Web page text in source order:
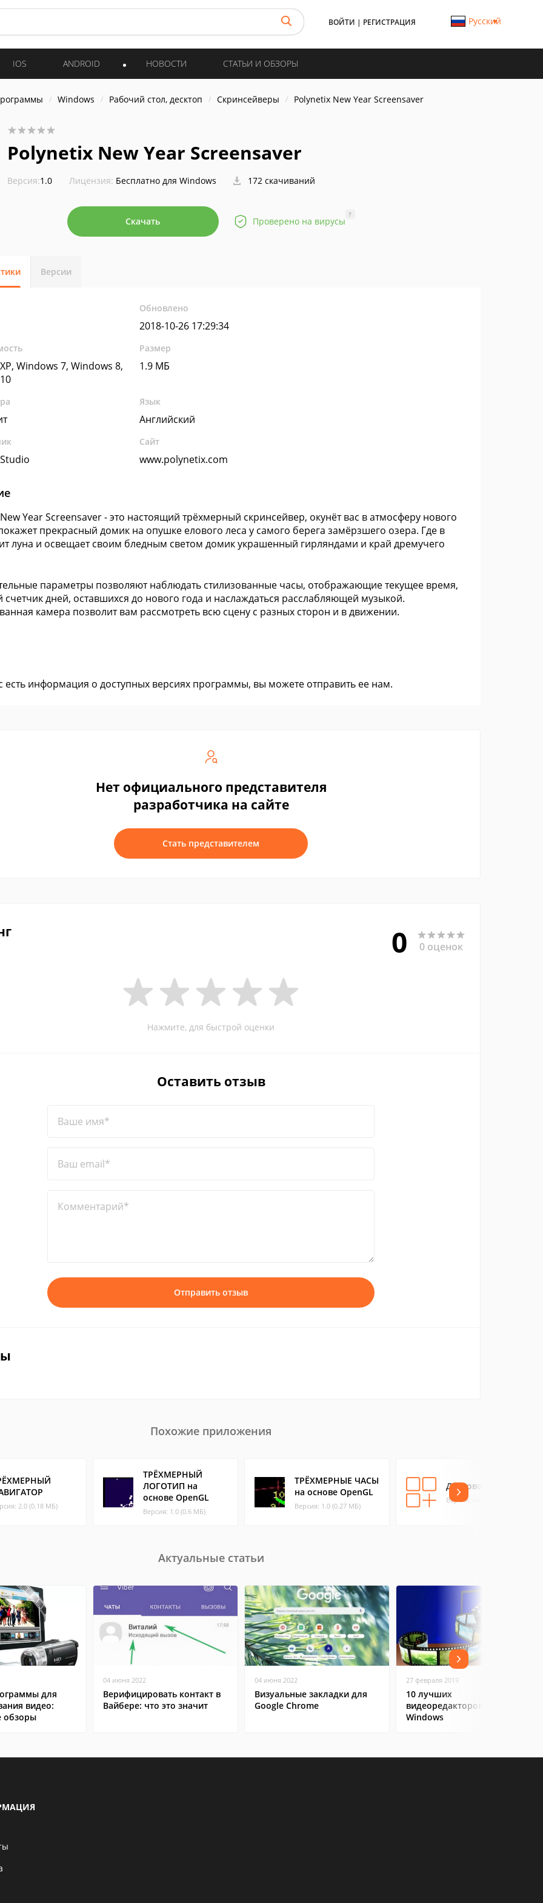
ВОЙТИ | РЕГИСТРАЦИЯ Русский
IOS ANDROID НОВОСТИ СТАТЬИ И ОБЗОРЫ
Windows Рабочий стол, десктоп Скринсейверы Polynetix New Year Screensaver
Polynetix New Year Screensaver
Версия:1.0 Лицензия: Бесплатно для Windows 172 скачиваний
Скачать Проверено на вирусы
?
Версии
Обновлено
2018-10-26 17:29:34
Windows 7, Windows 8,
Размер
1.9 МБ
Язык
Английский
Сайт
www.polynetix.com
Year Screensaver - это настоящий трёхмерный скринсейвер, окунёт вас в атмосферу нового
прекрасный домик на опушке елового леса у самого берега замёрзшего озера. Где в
луна и освещает своим бледным светом домик украшенный гирляндами и край дремучего
параметры позволяют наблюдать стилизованные часы, отображающие текущее время,
счетчик дней, оставшихся до нового года и наслаждаться расслабляющей музыкой.
камера позволит вам рассмотреть всю сцену с разных сторон и в движении.
есть информация о доступных версиях программы, вы можете отправить ее нам.
Нет официального представителя
разработчика на сайте
Стать представителем
0 0 оценок
Нажмите, для быстрой оценки
Оставить отзыв
Ваше имя*
Ваш email*
Комментарий*
Отправить отзыв
Похожие приложения
2.0 (0.18 МБ)
ТРЁХМЕРНЫЙ
ЛОГОТИП на
основе OpenGL
Версия: 1.0 (0.6 МБ)
ТРЁХМЕРНЫЕ ЧАСЫ
на основе OpenGL
Версия: 1.0 (0.27 МБ)
До Нового Года 1
Версия: latest (0.38 МБ)
Актуальные статьи
для
видео:
обзоры
04 июня 2022
Верифицировать контакт в
Вайбере: что это значит
04 июня 2022
Визуальные закладки для
Google Chrome
27 февраля 2019
10 лучших
видеоредакторов на
Windows